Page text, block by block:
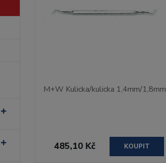
M+W Kulicka/kulicka 1,4mm/1,8mm
485,10 Kč KOUPIT